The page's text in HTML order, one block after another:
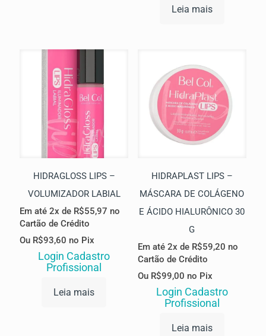
Leia mais
HIDRAGLOSS LIPS –
VOLUMIZADOR LABIAL
Em até 2x de R$55,97 no
Cartão de Crédito
Ou R$93,60 no Pix
Login Cadastro
Profissional
Leia mais
HIDRAPLAST LIPS –
MÁSCARA DE COLÁGENO
E ÁCIDO HIALURÔNICO 30
G
Em até 2x de R$59,20 no
Cartão de Crédito
Ou R$99,00 no Pix
Login Cadastro
Profissional
Leia mais